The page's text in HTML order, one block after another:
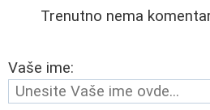
Trenutno nema
Vaše ime: